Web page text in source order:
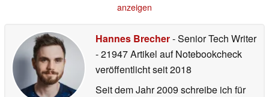
anzeigen
Hannes Brecher- Senior Tech Writer
- 21947 Artikel auf Notebookcheck
veröffentlichtseit 2018
Seit dem Jahr 2009 schreibe ich für